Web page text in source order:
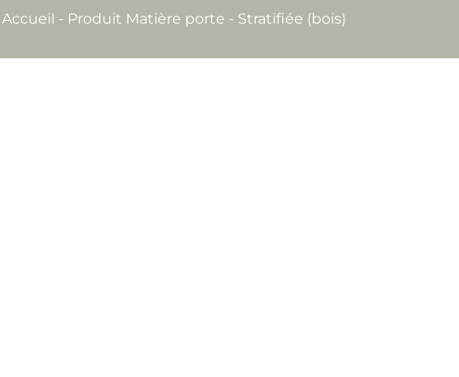
Accueil - Produit Matière porte - Stratifiée (bois)